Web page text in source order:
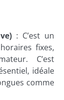
: C’est un
fixes,
C’est
idéale
comme